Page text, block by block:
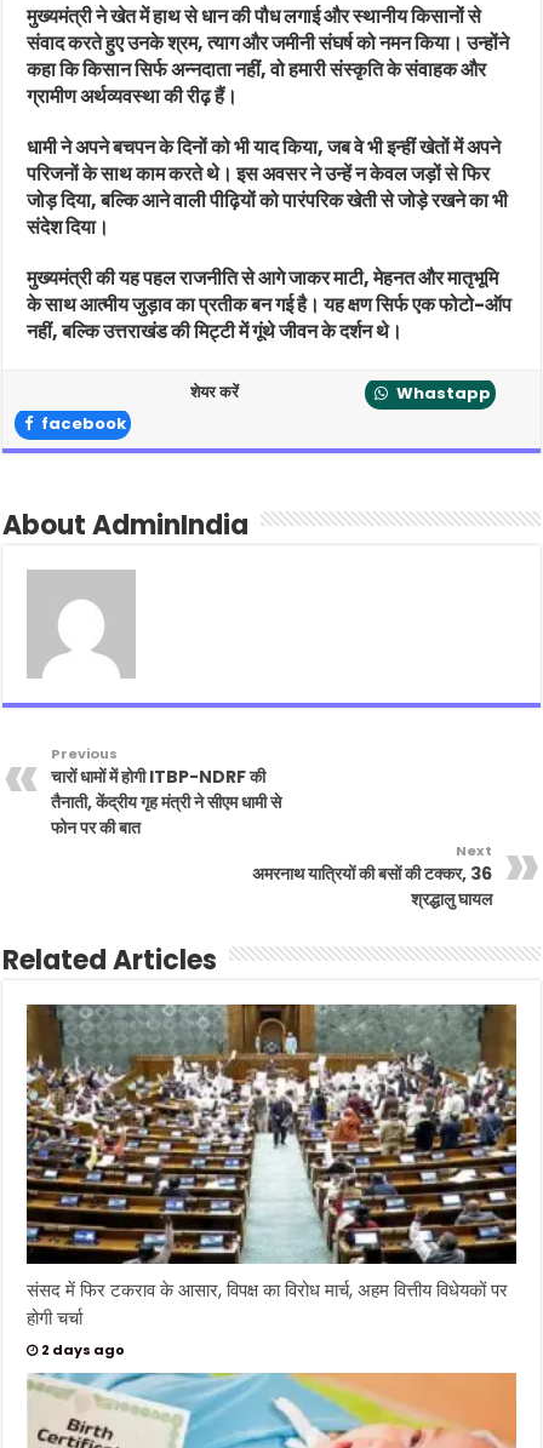
मुख्यमंत्री ने खेत में हाथ से धान की पौध लगाई और स्थानीय किसानों से
संवाद करते हुए उनके श्रम, त्याग और जमीनी संघर्ष को नमन किया। उन्होंने
कहा कि किसान सिर्फ अन्नदाता नहीं, वो हमारी संस्कृति के संवाहक और
ग्रामीण अर्थव्यवस्था की रीढ़ हैं।
धामी ने अपने बचपन के दिनों को भी याद किया, जब वे भी इन्हीं खेतों में अपने
परिजनों के साथ काम करते थे। इस अवसर ने उन्हें न केवल जड़ों से फिर
जोड़ दिया, बल्कि आने वाली पीढ़ियों को पारंपरिक खेती से जोड़े रखने का भी
संदेश दिया।
मुख्यमंत्री की यह पहल राजनीति से आगे जाकर माटी, मेहनत और मातृभूमि
के साथ आत्मीय जुड़ाव का प्रतीक बन गई है। यह क्षण सिर्फ एक फोटो-ऑप
नहीं, बल्कि उत्तराखंड की मिट्टी में गूंथे जीवन के दर्शन थे।
शेयर करें
Whastapp
facebook
About AdminIndia
Previous
चारों धामों में होगी ITBP-NDRF की
तैनाती, केंद्रीय गृह मंत्री ने सीएम धामी से
फोन पर की बात
Next
अमरनाथ यात्रियों की बसों की टक्कर, 36
श्रद्धालु घायल
Related Articles
संसद में फिर टकराव के आसार, विपक्ष का विरोध मार्च, अहम वित्तीय विधेयकों पर
होगी चर्चा
2 days ago